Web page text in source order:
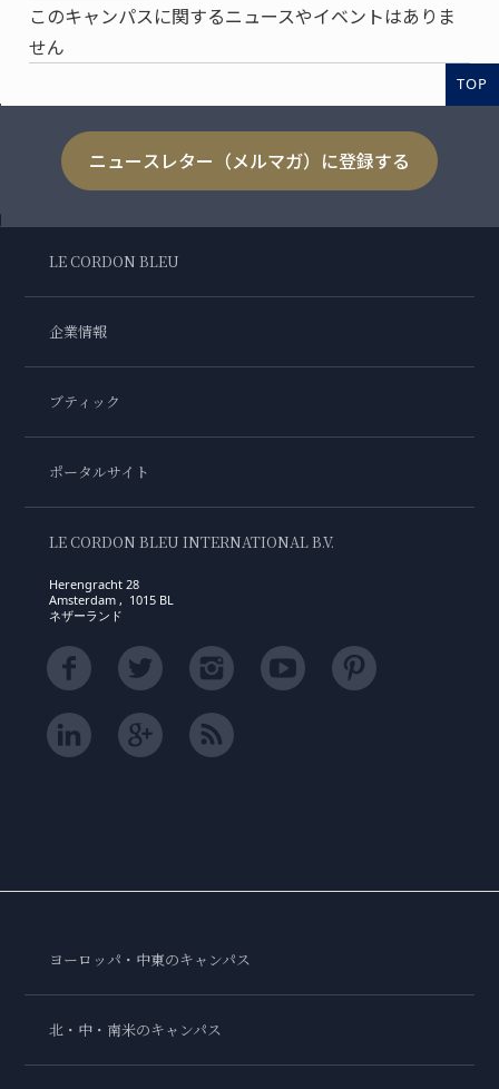
このキャンパスに関するニュースやイベントはありま
せん
TOP
ニュースレター（メルマガ）に登録する
LE CORDON BLEU
企業情報
ブティック
ポータルサイト
LE CORDON BLEU INTERNATIONAL B.V.
Herengracht 28
Amsterdam , 1015 BL
ネザーランド
ヨーロッパ・中東のキャンパス
北・中・南米のキャンパス